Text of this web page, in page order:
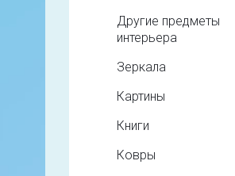
Другие предметы
интерьера
Зеркала
Картины
Книги
Ковры